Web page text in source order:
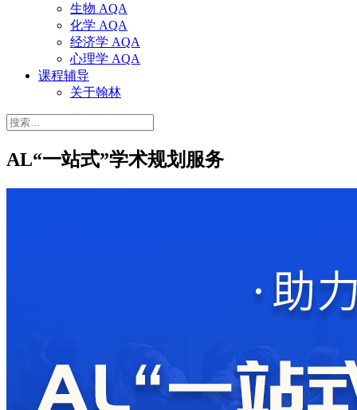
生物 AQA
化学 AQA
经济学 AQA
心理学 AQA
课程辅导
关于翰林
搜
AL“一站式”学术规划服务